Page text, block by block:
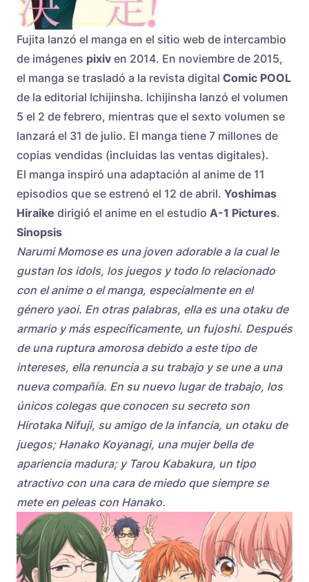
Fujita lanzó el manga en el sitio web de intercambio
de imágenes pixiv en 2014. En noviembre de 2015,
el manga se trasladó a la revista digital Comic POOL
de la editorial Ichijinsha. Ichijinsha lanzó el volumen
5 el 2 de febrero, mientras que el sexto volumen se
lanzará el 31 de julio. El manga tiene 7 millones de
copias vendidas (incluidas las ventas digitales).
El manga inspiró una adaptación al anime de 11
episodios que se estrenó el 12 de abril. Yoshimas
Hiraike dirigió el anime en el estudio A-1 Pictures.
Sinopsis
Narumi Momose es una joven adorable a la cual le
gustan los idols, los juegos y todo lo relacionado
con el anime o el manga, especialmente en el
género yaoi. En otras palabras, ella es una otaku de
armario y más específicamente, un fujoshi. Después
de una ruptura amorosa debido a este tipo de
intereses, ella renuncia a su trabajo y se une a una
nueva compañía. En su nuevo lugar de trabajo, los
únicos colegas que conocen su secreto son
Hirotaka Nifuji, su amigo de la infancia, un otaku de
juegos; Hanako Koyanagi, una mujer bella de
apariencia madura; y Tarou Kabakura, un tipo
atractivo con una cara de miedo que siempre se
mete en peleas con Hanako.